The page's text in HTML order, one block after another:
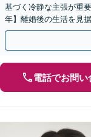
基づく冷静な主張が重
年】離婚後の生活を見
ください【初回相談３
電話でお問い